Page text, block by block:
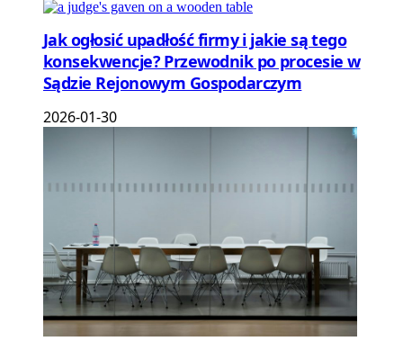
Jak ogłosić upadłość firmy i jakie są tego
konsekwencje? Przewodnik po procesie w
Sądzie Rejonowym Gospodarczym
2026-01-30